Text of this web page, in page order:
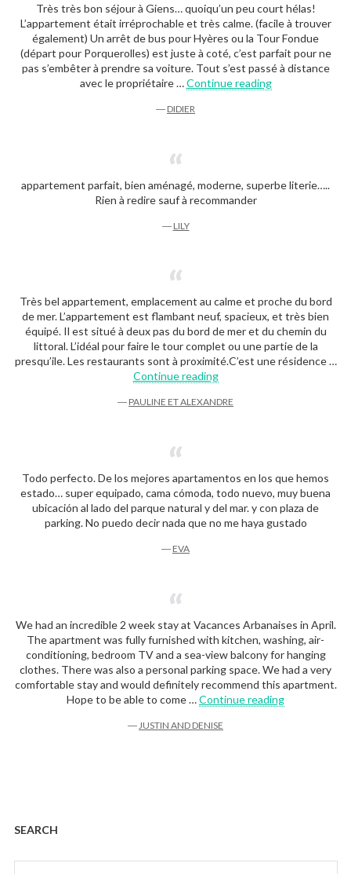
Très très bon séjour à Giens… quoiqu’un peu court hélas!
L’appartement était irréprochable et très calme. (facile à trouver
également) Un arrêt de bus pour Hyères ou la Tour Fondue
(départ pour Porquerolles) est juste à coté, c’est parfait pour ne
pas s’embêter à prendre sa voiture. Tout s’est passé à distance
avec le propriétaire …Continue reading“Didier”
― DIDIER
appartement parfait, bien aménagé, moderne, superbe literie…..
Rien à redire sauf à recommander
― LILY
Très bel appartement, emplacement au calme et proche du bord
de mer. L’appartement est flambant neuf, spacieux, et très bien
équipé. Il est situé à deux pas du bord de mer et du chemin du
littoral. L’idéal pour faire le tour complet ou une partie de la
presqu’ile. Les restaurants sont à proximité.C’est une résidence …
Continue reading“Pauline et Alexandre”
― PAULINE ET ALEXANDRE
Todo perfecto. De los mejores apartamentos en los que hemos
estado… super equipado, cama cómoda, todo nuevo, muy buena
ubicación al lado del parque natural y del mar. y con plaza de
parking. No puedo decir nada que no me haya gustado
― EVA
We had an incredible 2 week stay at Vacances Arbanaises in April.
The apartment was fully furnished with kitchen, washing, air-
conditioning, bedroom TV and a sea-view balcony for hanging
clothes. There was also a personal parking space. We had a very
comfortable stay and would definitely recommend this apartment.
Hope to be able to come …Continue reading“Justin and
― JUSTIN AND DENISE
SEARCH